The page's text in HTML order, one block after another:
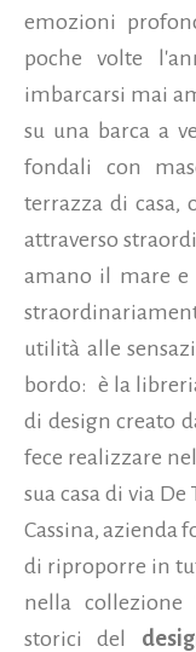
emozioni
poche volte
imbarcarsi mai
su una barca a
fondali con
terrazza di casa,
attraverso
amano il mare e
utilità alle
bordo: è la
di design creato
fece realizzare
sua casa di via
Cassina, azienda
di riproporre in
nella collezione
storici del